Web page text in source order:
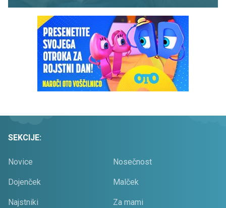
SEKCIJE:
Novice Nosečnost
Dojenček Malček
Najstniki Za mami